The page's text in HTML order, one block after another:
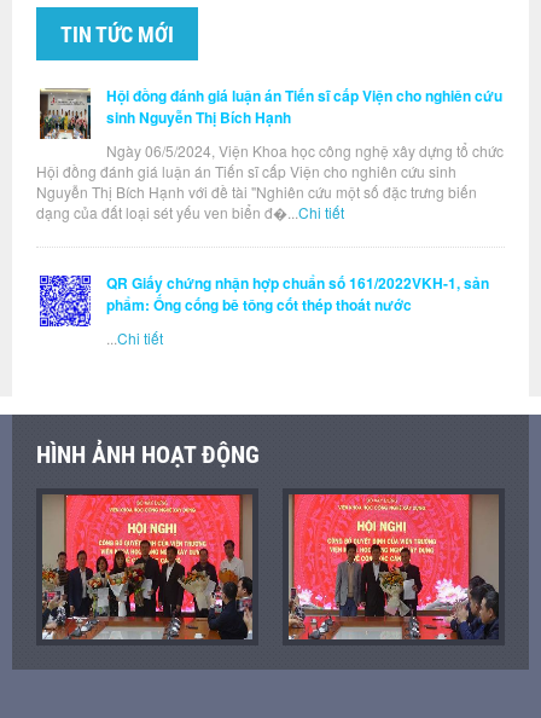
TIN TỨC MỚI
Hội đồng đánh giá luận án Tiến sĩ cấp Viện cho nghiên cứu
sinh Nguyễn Thị Bích Hạnh
Ngày 06/5/2024, Viện Khoa học công nghệ xây dựng tổ chức
Hội đồng đánh giá luận án Tiến sĩ cấp Viện cho nghiên cứu sinh
Nguyễn Thị Bích Hạnh với đề tài "Nghiên cứu một số đặc trưng biến
dạng của đất loại sét yếu ven biển đ�... Chi tiết
QR Giấy chứng nhận hợp chuẩn số 161/2022VKH-1, sản
phẩm: Ống cống bê tông cốt thép thoát nước
Chi tiết
HÌNH ẢNH HOẠT ĐỘNG